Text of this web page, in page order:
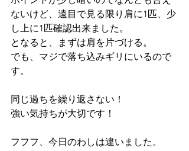
ないけど、遠目で見る限り肩に1匹、少
し上に1匹確認出来ました。
となると、まずは肩を片づける。
でも、マジで落ち込みギリにいるので
す。
同じ過ちを繰り返さない！
強い気持ちが大切です！
フフフ、今日のわしは違いました。